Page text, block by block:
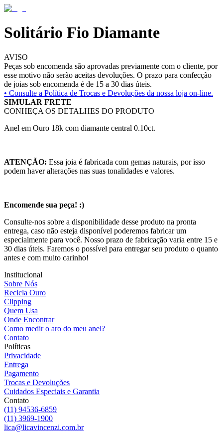
Solitário Fio Diamante
AVISO
Peças sob encomenda são aprovadas previamente com o cliente, por
esse motivo não serão aceitas devoluções. O prazo para confecção
de joias sob encomenda é de 15 a 30 dias úteis.
• Consulte a Política de Trocas e Devoluções da nossa loja on-line.
SIMULAR FRETE
CONHEÇA OS DETALHES DO PRODUTO
Anel em Ouro 18k com diamante central 0.10ct.
ATENÇÃO: Essa joia é fabricada com gemas naturais, por isso
podem haver alterações nas suas tonalidades e valores.
Encomende sua peça! :)
Consulte-nos sobre a disponibilidade desse produto na pronta
entrega, caso não esteja disponível poderemos fabricar um
especialmente para você. Nosso prazo de fabricação varia entre 15 e
30 dias úteis. Faremos o possível para entregar seu produto o quanto
antes e com muito carinho!
Institucional
Sobre Nós
Recicla Ouro
Clipping
Quem Usa
Onde Encontrar
Como medir o aro do meu anel?
Contato
Políticas
Privacidade
Entrega
Pagamento
Trocas e Devoluções
Cuidados Especiais e Garantia
Contato
(11) 94536-6859
(11) 3969-1900
lica@licavincenzi.com.br